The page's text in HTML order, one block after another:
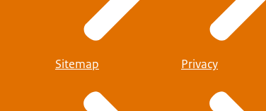
Sitemap Privacy